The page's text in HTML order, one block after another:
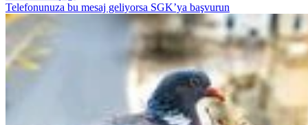
Telefonunuza bu mesaj geliyorsa SGK’ya başvurun